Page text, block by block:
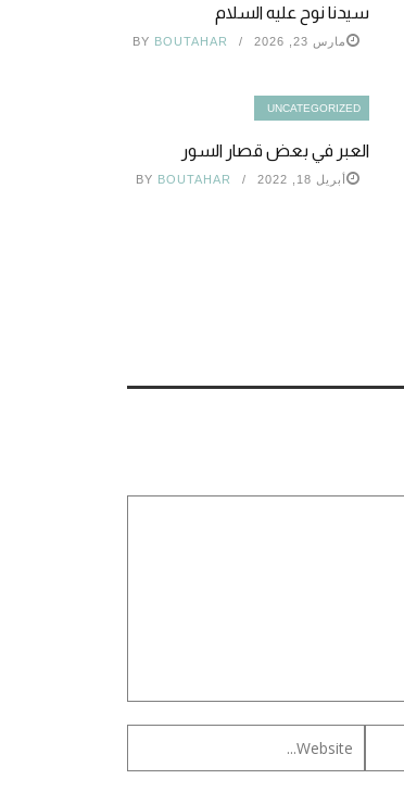
سيدنا نوح عليه السلام
مارس 23, 2026 BY BOUTAHAR
UNCATEGORIZED
العبر في بعض قصار السور
أبريل 18, 2022 BY BOUTAHAR